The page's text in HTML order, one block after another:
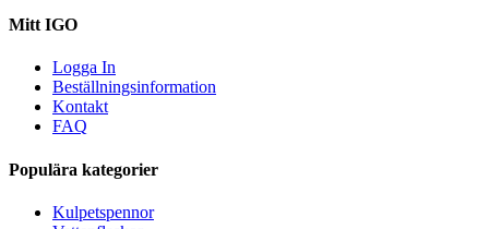
Mitt IGO
Logga In
Beställningsinformation
Kontakt
FAQ
Populära kategorier
Kulpetspennor